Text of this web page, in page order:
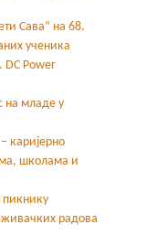
Сава“ на 68.
ученика
DC Power
на младе у
каријерно
школама и
пикнику
радова